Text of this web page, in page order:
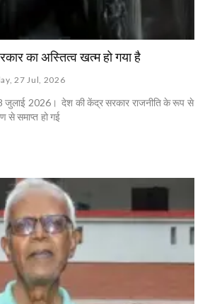
का अस्तित्व खत्म हो गया है
27 Jul, 2026
जुलाई 2026। देश की केंद्र सरकार राजनीति के रूप से
से समाप्त हो गई